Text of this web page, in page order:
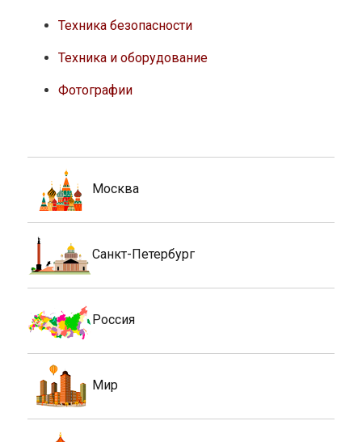
Техника безопасности
Техника и оборудование
Фотографии
Москва
Санкт-Петербург
Россия
Мир